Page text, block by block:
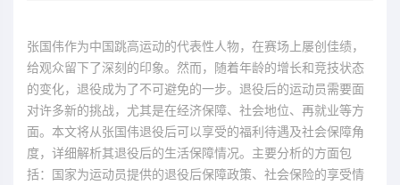
张国伟作为中国跳高运动的代表性人物，在赛场上屡创佳绩，
给观众留下了深刻的印象。然而，随着年龄的增长和竞技状态
的变化，退役成为了不可避免的一步。退役后的运动员需要面
对许多新的挑战，尤其是在经济保障、社会地位、再就业等方
面。本文将从张国伟退役后可以享受的福利待遇及社会保障角
度，详细解析其退役后的生活保障情况。主要分析的方面包
括：国家为运动员提供的退役后保障政策、社会保险的享受情